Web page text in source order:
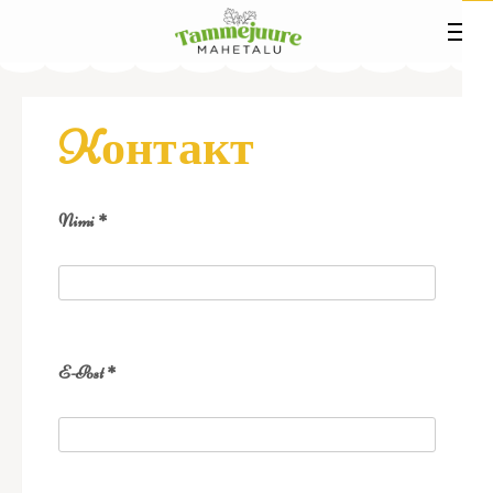
Kонтакт
Nimi *
E-Post *